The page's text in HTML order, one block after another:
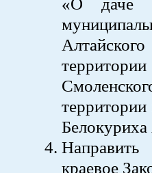
Белокуриха
краевое